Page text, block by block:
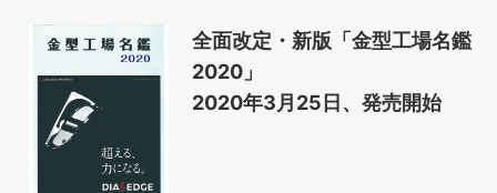
全面改定・新版「金型工場名鑑
2020」
2020年3月25日、発売開始